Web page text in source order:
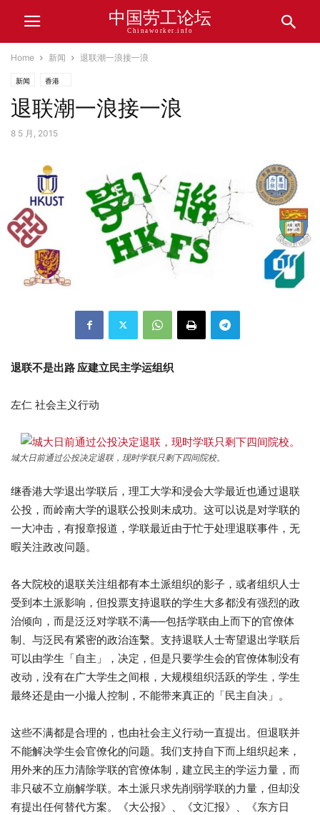
中国劳工论坛
Chinaworker.info
Home 新闻 退联潮一浪接一浪
新闻 香港
退联潮一浪接一浪
8 5 月, 2015
退联不是出路 应建立民主学运组织
左仁 社会主义行动
城大日前通过公投决定退联，现时学联只剩下四间院校。
继香港大学退出学联后，理工大学和浸会大学最近也通过退联
公投 ，而岭南大学的退联公投则未成功。这可以说是对学联的
一大冲击，有报章报道，学联最近由于忙于处理退联事件，无
暇关注政改问题。
各大院校的退联关注组都有本土派组织的影子，或者组织人士
受到本土派影响，但投票支持退联的学生大多都没有强烈的政
治倾向，而是泛泛对学联不满──包括学联由上而下的官僚体
制、与泛民有紧密的政治连繫。支持退联人士寄望退出学联后
可以由学生「自主」，决定，但是只要学生会的官僚体制没有
改动，没有在广大学生之间根，大规模组织活跃的学生，学生
最终还是由一小撮人控制，不能带来真正的「民主自决」。
这些不满都是合理的，也由社会主义行动一直提出。但退联并
不能解决学生会官僚化的问题。我们支持自下而上组织起来，
用外来的压力清除学联的官僚体制，建立民主的学运力量，而
非只破不立崩解学联。本土派只求先削弱学联的力量，但却没
有提出任何替代方案。《大公报》、《文汇报》、《东方日